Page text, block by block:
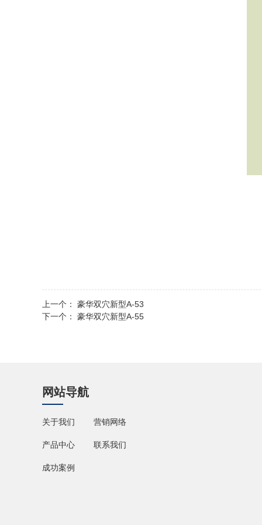
上一个： 豪华双穴新型A-53
下一个： 豪华双穴新型A-55
网站导航
关于我们 营销网络
产品中心 联系我们
成功案例